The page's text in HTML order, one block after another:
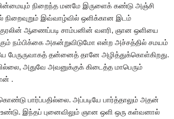
நிறைந்த மனமே இருளைக் கண்டு அஞ்சி
நிறைவுறும் இவ்வாழ்வில் ஒளிக்கான இடம்
ஆணைப்படி சாம்பனின் வளரி, ஞான ஒளியை
நம்பிக்கை அகன்றுவிடுமோ என்ற அச்சத்தில் சமயம்
பேருருவாகத் தன்னைத் தானே அழித்துக்கொள்கிறது.
அதுவே அவனுக்குக் கிடைத்த மாபெரும்
.
பார்ப்பதில்லை. அப்படியே பார்த்தாலும் அதன்
இந்தப் புனைவிலும் ஞான ஒளி ஒரு கள்வனால்